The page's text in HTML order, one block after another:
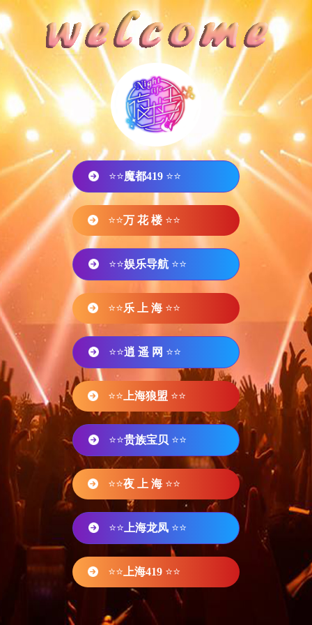
⭐⭐魔都419 ⭐⭐
⭐⭐万 花 楼 ⭐⭐
⭐⭐娱乐导航 ⭐⭐
⭐⭐乐 上 海 ⭐⭐
⭐⭐逍 遥 网 ⭐⭐
⭐⭐ 上海狼盟 ⭐⭐
⭐⭐贵族宝贝 ⭐⭐
⭐⭐夜 上 海 ⭐⭐
⭐⭐ 上海龙凤 ⭐⭐
⭐⭐ 上海419 ⭐⭐